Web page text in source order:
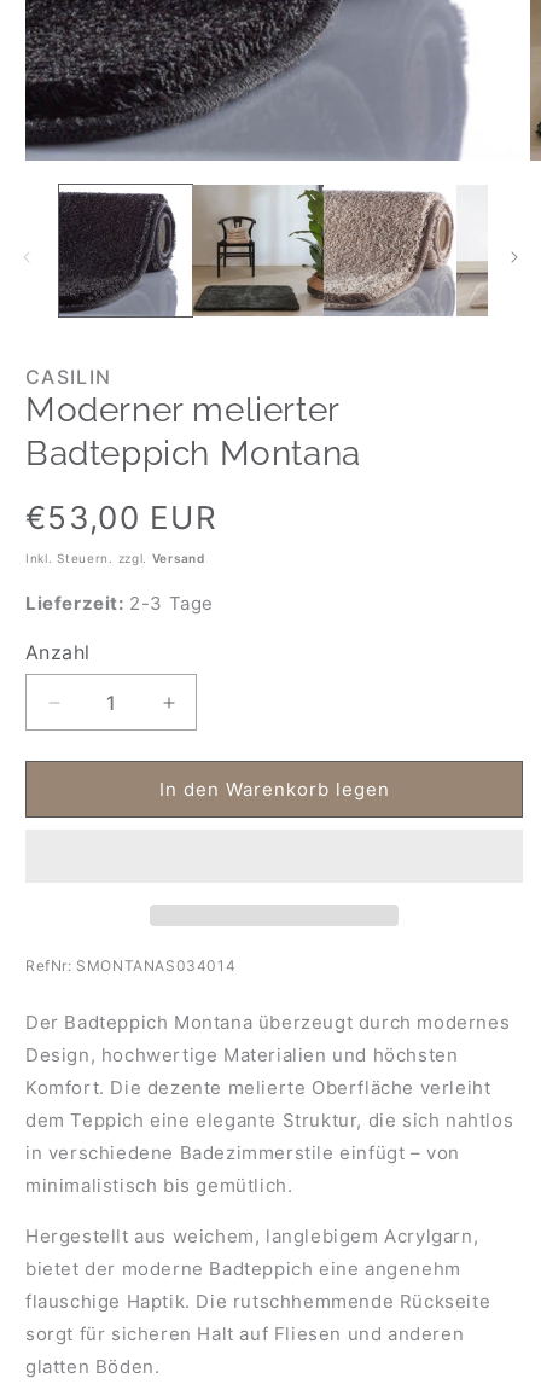
CASILIN
Moderner melierter
Badteppich Montana
Normaler
Preis
€53,00 EUR
Inkl. Steuern. zzgl. Versand
Lieferzeit: 2-3 Tage
Anzahl
Anzahl
Verringere
die
Menge
Moderner
Erhöhe
die
Menge
für
Moderner
In den Warenkorb legen
RefNr: SMONTANAS034014
Der Badteppich Montana überzeugt durch modernes
Design, hochwertige Materialien und höchsten
Komfort. Die dezente melierte Oberfläche verleiht
dem Teppich eine elegante Struktur, die sich nahtlos
in verschiedene Badezimmerstile einfügt – von
minimalistisch bis gemütlich.
Hergestellt aus weichem, langlebigem Acrylgarn,
bietet der moderne Badteppich eine angenehm
flauschige Haptik. Die rutschhemmende Rückseite
sorgt für sicheren Halt auf Fliesen und anderen
glatten Böden.